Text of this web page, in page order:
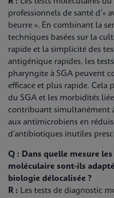
professionnels de santé d’«
beurre ». En combinant la
techniques basées sur la
rapide et la simplicité des
antigénique rapides, les
pharyngite à SGA peuvent
efficace et plus rapide. Cela
du SGA et les morbidités
contribuant simultanément
aux antimicrobiens en
d’antibiotiques inutiles
Q : Dans quelle mesure
moléculaire sont-ils
biologie délocalisée ?
R : Les tests de diagnostic